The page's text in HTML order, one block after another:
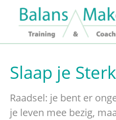
Slaap je Sterk
Raadsel: je bent er
je leven mee bezig,